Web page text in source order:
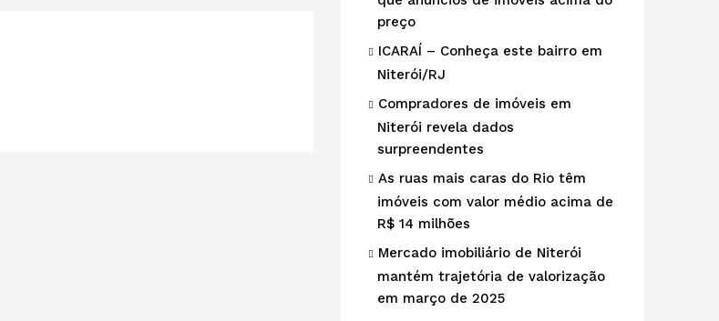
preço
ICARAÍ – Conheça este bairro em
Niterói/RJ
Compradores de imóveis em
Niterói revela dados
surpreendentes
As ruas mais caras do Rio têm
imóveis com valor médio acima de
R$ 14 milhões
Mercado imobiliário de Niterói
mantém trajetória de valorização
em março de 2025